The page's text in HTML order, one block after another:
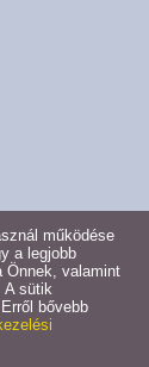
működése
a legjobb
Önnek, valamint
A sütik
bővebb